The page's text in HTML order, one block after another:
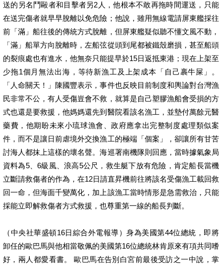
送的另名鬥毆者和目擊者另2人，他根本不敢再拖時間運送，只能
在送完傷者就早早脫離以免危險；他說，雖用無線電請屏東艦採往
前「滿」船往後的傳統方式脫離，但屏東艦疑似聽不懂文風不動，
「滿」船單方向脫離時，左船弦從頭到尾都被鐵殼磨損，甚至船頭
的裂痕處也有進水，他無奈只能提早於15日返抵東港；現在上架至
少拖1個月無法出海，等待新漁工及上架成本「自己裹牛屎」。
「人命關天！」陳國豐表示，事件也反映目前制度和輿論對台灣漁
民非常不公，有人受傷豈會不救，就算是自己塑膠漁船會受損的方
式也還是要救援，他媽媽還先到醫院看該名漁工，並墊付萬餘元醫
藥費，他期盼未來小琉球漁會、政府應拿出完整制度處理類似案
件，而不是讓日前虐境外交換漁工的極端「個案」，卻讓所有甘苦
討海人都抹上這樣的壞名聲。海巡署南機隊則回應，當時據氣象局
資料為5、6級風、浪高5公尺，救生艇下放有危險，肯定船長當機
立斷請救傷者的作為，在12日請直昇機前往將該名受傷漁工載回救
回一命，但海面千變萬化，加上該漁工當時情形是急需救治，只能
採能立即解救傷者方式救援，也尊重第一線的船長判斷。
（中央社華盛頓16日綜合外電報導）身為美國第44位總統，即將
卸任的歐巴馬與他相當敬佩的美國第16位總統林肯原來有項共同嗜
好，兩人都愛看書。 歐巴馬在告別白宮前最後受訪之一中說，掌